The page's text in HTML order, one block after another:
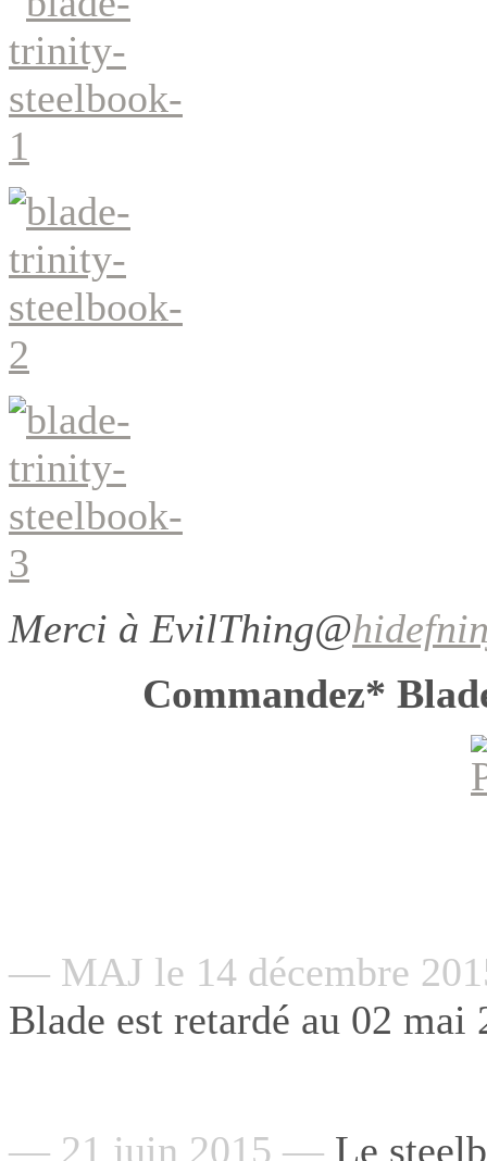
Merci à EvilThing@
Commandez*
— MAJ le 14 décembre
Blade est retardé au 02
— 21 juin 2015 — Le